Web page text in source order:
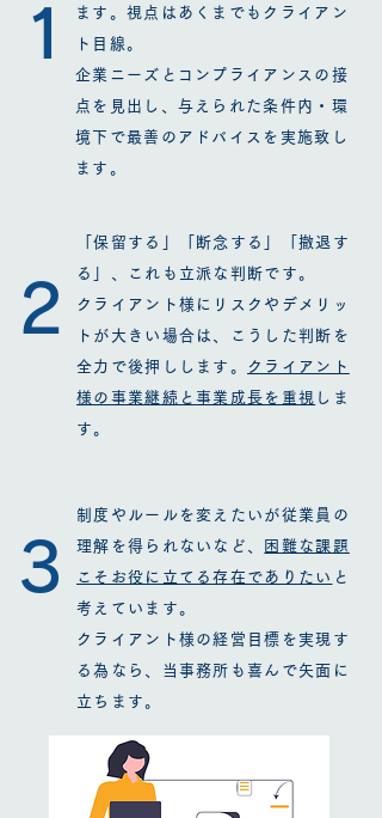
1
ます。視点はあくまでもクライアン
ト目線。
企業ニーズとコンプライアンスの接
点を見出し、与えられた条件内・環
境下で最善のアドバイスを実施致し
ます。
​2
「保留する」「断念する」「撤退す
る」、これも立派な判断です。
クライアント様にリスクやデメリッ
トが大きい場合は、こうした判断を
全力で後押しします。
クライアント
様の事業継続と事業成長を重視 しま
す。
​3
制度やルールを変えたいが従業員の
理解を得られないなど、
困難な課題
こそお役に立てる存在でありたい と
考えています。
クライアント様の経営目標を実現す
る為なら、当事務所も喜んで矢面に
立ちます。